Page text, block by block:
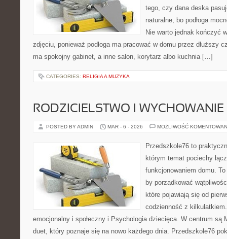
tego, czy dana deska
naturalne, bo podłoga
Nie warto jednak kończyć
zdjęciu, ponieważ podłoga ma pracować w domu przez dłuższy
ma spokojny gabinet, a inne salon, korytarz albo kuchnia […]
CATEGORIES: RELIGIA A MUZYKA
RODZICIELSTWO I WYCHOWANIE
POSTED BY ADMIN MAR - 6 - 2026 MOŻLIWOŚĆ
Przedszkole76 to
którym temat pociechy
funkcjonowaniem domu.
by porządkować
które pojawiają się od
codzienność z
emocjonalny i społeczny i Psychologia dziecięca. W centrum są
duet, który poznaje się na nowo każdego dnia. Przedszkole76